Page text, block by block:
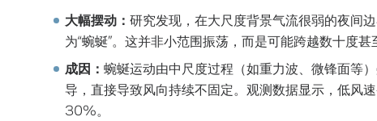
大幅摆动： 研究发现，在大尺度背景气流很弱的夜间
为“蜿蜒”。这并非小范围振荡，而是可能跨越数十度甚
成因： 蜿蜒运动由中尺度过程（如重力波、微锋面等
导，直接导致风向持续不固定。观测数据显示，低
30%。